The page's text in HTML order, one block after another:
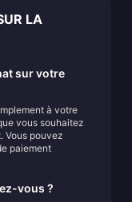
LA
sur votre
à votre
vous souhaitez
Vous pouvez
paiement
vous ?